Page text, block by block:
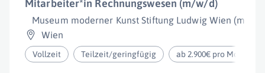
Mitarbeiter*in Rechnungswesen (m/w/d)
Museum moderner Kunst Stiftung Ludwig Wien
Wien
Vollzeit Teilzeit/geringfügig ab 2.900€ pro Monat